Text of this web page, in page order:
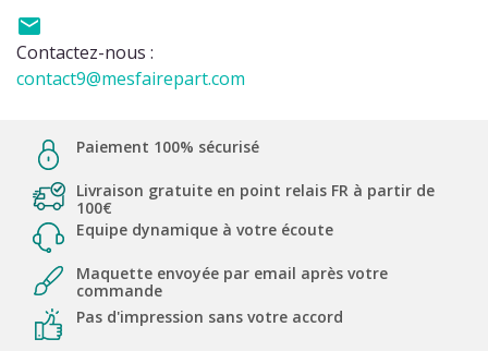

Contactez-nous :
contact9@mesfairepart.com
Paiement 100% sécurisé
Livraison gratuite en point relais FR à partir de
100€
Equipe dynamique à votre écoute
Maquette envoyée par email après votre
commande
Pas d'impression sans votre accord